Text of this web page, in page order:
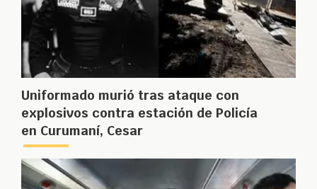
Uniformado murió tras ataque con
explosivos contra estación de Policía
en Curumaní, Cesar